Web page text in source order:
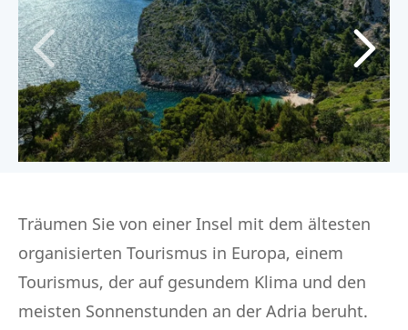
Träumen Sie von einer Insel mit dem ältesten
organisierten Tourismus in Europa, einem
Tourismus, der auf gesundem Klima und den
meisten Sonnenstunden an der Adria beruht.